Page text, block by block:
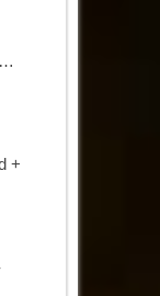
…
+